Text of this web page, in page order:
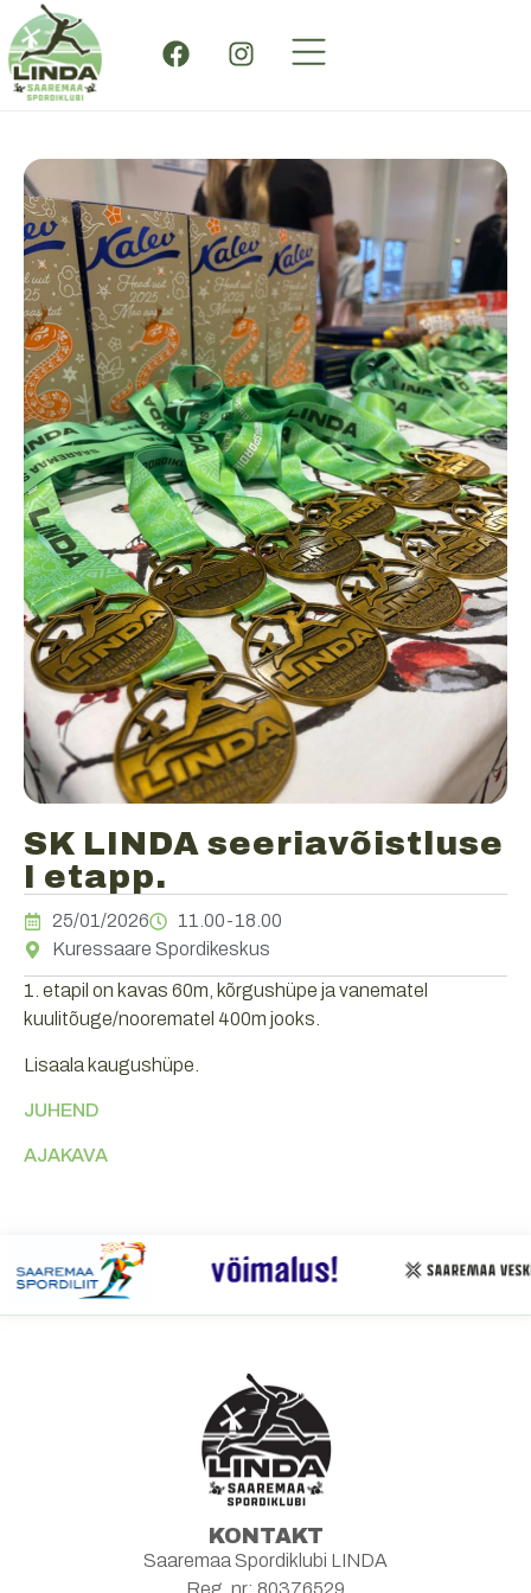
SK LINDA seeriavõistluse
I etapp.
25/01/2026
11.00-18.00
Kuressaare Spordikeskus
1. etapil on kavas 60m, kõrgushüpe ja vanematel
kuulitõuge/noorematel 400m jooks.
Lisaala kaugushüpe.
JUHEND
AJAKAVA
KONTAKT
Saaremaa Spordiklubi LINDA
Reg. nr: 80376529